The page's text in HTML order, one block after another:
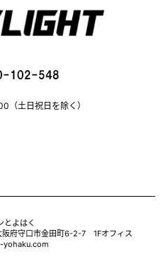
（土日祝日を除く）
とよはく
阪府守口市金田町6-2-7 1Fオフィス
yohaku.com